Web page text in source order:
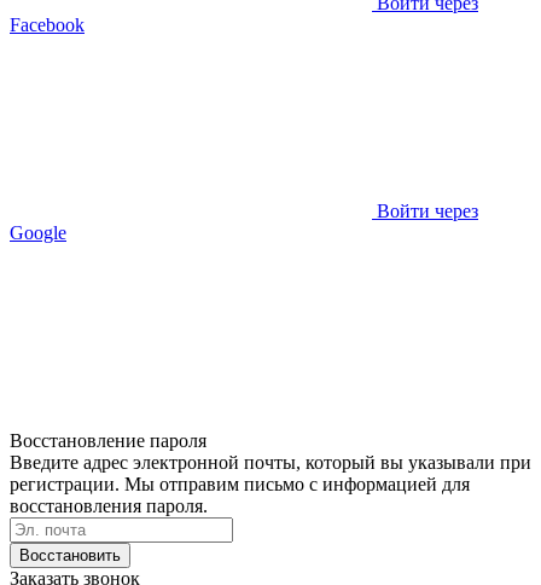
Facebook
Войти через
Google
Восстановление пароля
Введите адрес электронной почты, который вы указывали при
регистрации. Мы отправим письмо с информацией для
восстановления пароля.
Восстановить
Заказать звонок